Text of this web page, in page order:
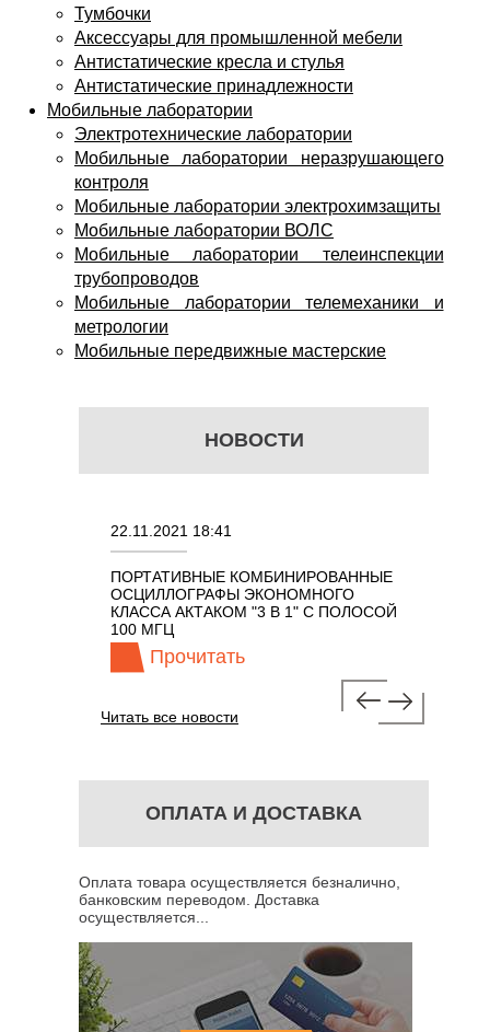
НОВОСТИ
22.11.2021 18:41
ПОРТАТИВНЫЕ КОМБИНИРОВАННЫЕ
ОСЦИЛЛОГРАФЫ ЭКОНОМНОГО
КЛАССА АКТАКОМ "3 В 1" С ПОЛОСОЙ
100 МГЦ
Прочитать
Читать все новости
ОПЛАТА И ДОСТАВКА
Оплата товара осуществляется безналично,
банковским переводом. Доставка
осуществляется...
Тумбочки
Аксессуары для промышленной мебели
Антистатические кресла и стулья
Антистатические принадлежности
Мобильные лаборатории
Электротехнические лаборатории
Мобильные лаборатории неразрушающего
контроля
Мобильные лаборатории электрохимзащиты
Мобильные лаборатории ВОЛС
Мобильные лаборатории телеинспекции
трубопроводов
Мобильные лаборатории телемеханики и
метрологии
Мобильные передвижные мастерские